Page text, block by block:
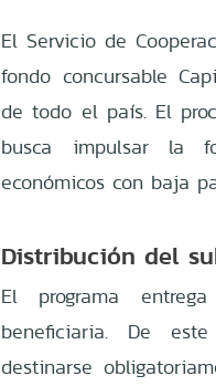
El Servicio de
fondo concursable
de todo el país. El
busca impulsar la
económicos con baja
Distribución del
El programa
beneficiaria. De
destinarse